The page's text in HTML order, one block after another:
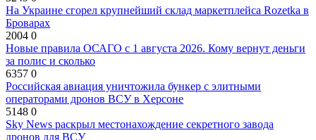
На Украине сгорел крупнейший склад маркетплейса Rozetka в
Броварах
2004 0
Новые правила ОСАГО с 1 августа 2026. Кому вернут деньги
за полис и сколько
6357 0
Российская авиация уничтожила бункер с элитными
операторами дронов ВСУ в Херсоне
5148 0
Sky News раскрыл местонахождение секретного завода
дронов для ВСУ